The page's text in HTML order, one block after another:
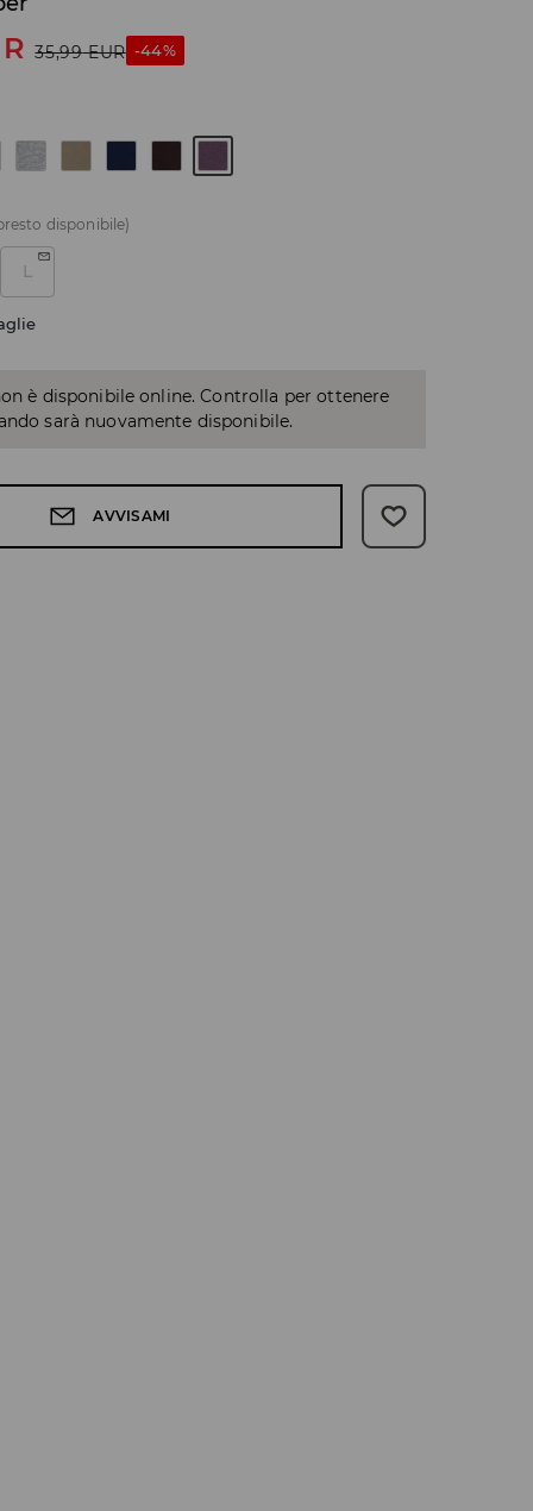
35,99 EUR -44%
disponibile)
L
è disponibile online. Controlla per ottenere
sarà nuovamente disponibile.
AVVISAMI